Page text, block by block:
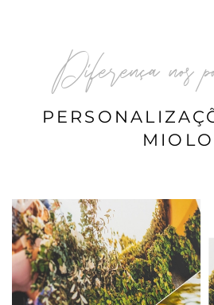
Diferença nos
MIOLO